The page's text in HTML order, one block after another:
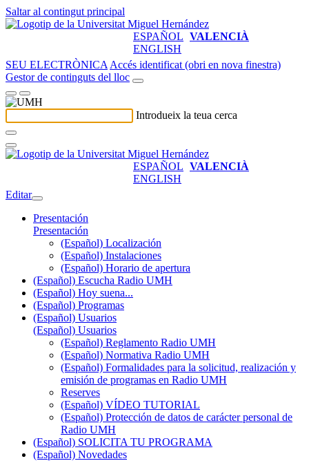
Saltar al contingut principal
ESPAÑOL VALENCIÀ
ENGLISH
SEU ELECTRÒNICA Accés identificat (obri en nova finestra)
Gestor de continguts del lloc
Introdueix la teua cerca
ESPAÑOL VALENCIÀ
ENGLISH
Editar
Presentación
Presentación
(Español) Localización
(Español) Instalaciones
(Español) Horario de apertura
(Español) Escucha Radio UMH
(Español) Hoy suena...
(Español) Programas
(Español) Usuarios
(Español) Usuarios
(Español) Reglamento Radio UMH
(Español) Normativa Radio UMH
(Español) Formalidades para la solicitud, realización y
emisión de programas en Radio UMH
Reserves
(Español) VÍDEO TUTORIAL
(Español) Protección de datos de carácter personal de
Radio UMH
(Español) SOLICITA TU PROGRAMA
(Español) Novedades